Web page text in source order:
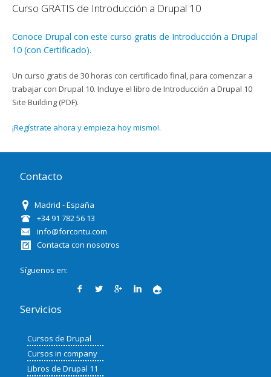
Curso GRATIS de Introducción a Drupal 10
Conoce Drupal con este curso gratis de Introducción a Drupal
10 (con Certificado).
Un curso gratis de 30 horas con certificado final, para comenzar a
trabajar con Drupal 10. Incluye el libro de Introducción a Drupal 10
Site Building (PDF).
¡Regístrate ahora y empieza hoy mismo!.
Contacto
Madrid - España
+34 91 782 56 13
info@forcontu.com
Contacta con nosotros
Síguenos en:
Servicios
Cursos de Drupal
Cursos in company
Libros de Drupal 11